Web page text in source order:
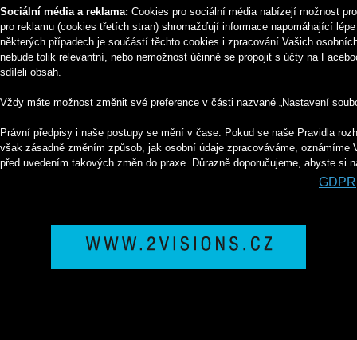
Sociální média a reklama: Cookies pro sociální média nabízejí možnost
pro reklamu (cookies třetích stran) shromažďují informace napomáhající
některých případech je součástí těchto cookies i zpracování Vašich
nebude tolik relevantní, nebo nemožnost účinně se propojit s účty na
sdíleli obsah.
Vždy máte možnost změnit své preference v části nazvané „Nastavení
Právní předpisy i naše postupy se mění v čase. Pokud se naše Pravidla
však zásadně změním způsob, jak osobní údaje zpracováváme,
před uvedením takových změn do praxe. Důrazně doporučujeme, abyste si
GDPR